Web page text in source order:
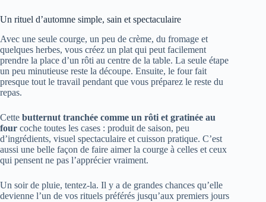
Un rituel d’automne simple, sain et spectaculaire
Avec une seule courge, un peu de crème, du fromage et
quelques herbes, vous créez un plat qui peut facilement
prendre la place d’un rôti au centre de la table. La seule étape
un peu minutieuse reste la découpe. Ensuite, le four fait
presque tout le travail pendant que vous préparez le reste du
repas.
Cette butternut tranchée comme un rôti et gratinée au
four coche toutes les cases : produit de saison, peu
d’ingrédients, visuel spectaculaire et cuisson pratique. C’est
aussi une belle façon de faire aimer la courge à celles et ceux
qui pensent ne pas l’apprécier vraiment.
Un soir de pluie, tentez-la. Il y a de grandes chances qu’elle
devienne l’un de vos rituels préférés jusqu’aux premiers jours